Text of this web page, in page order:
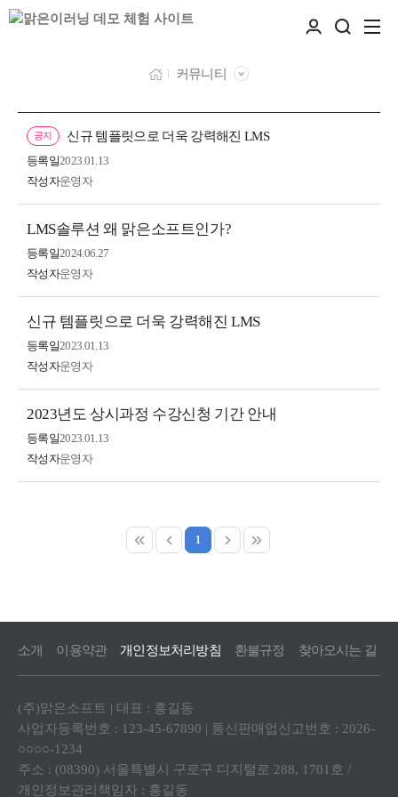
커뮤니티
공지 신규 템플릿으로 더욱 강력해진 LMS
등록일2023.01.13
작성자운영자
LMS솔루션 왜 맑은소프트인가?
등록일2024.06.27
작성자운영자
신규 템플릿으로 더욱 강력해진 LMS
등록일2023.01.13
작성자운영자
2023년도 상시과정 수강신청 기간 안내
등록일2023.01.13
작성자운영자
1
소개 이용약관 개인정보처리방침 환불규정 찾아오시는 길
(주)맑은소프트 | 대표 : 홍길동
사업자등록번호 : 123-45-67890 | 통신판매업신고번호 : 2026-
○○○○-1234
주소 : (08390) 서울특별시 구로구 디지털로 288, 1701호 /
개인정보관리책임자 : 홍길동